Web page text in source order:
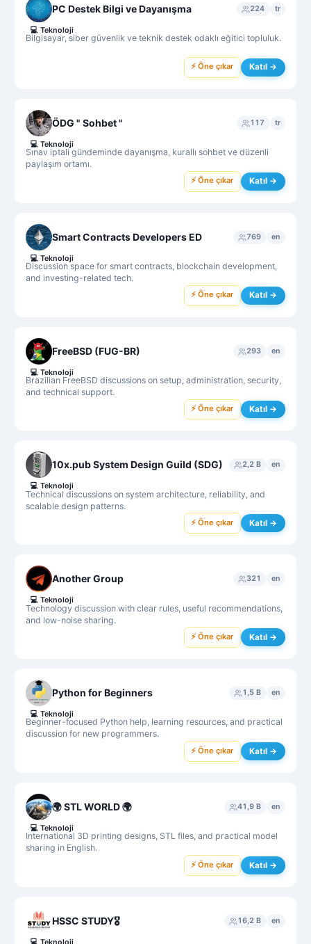
PC Destek Bilgi ve Dayanışma 224 tr
Bilgisayar, siber güvenlik ve teknik destek odaklı eğitici topluluk.
💻 Teknoloji
⚡ Öne çıkar Katıl →
ÖDG " Sohbet " 117 tr
Sınav iptali gündeminde dayanışma, kurallı sohbet ve düzenli
paylaşım ortamı.
💻 Teknoloji
⚡ Öne çıkar Katıl →
Smart Contracts Developers ED 769 en
Discussion space for smart contracts, blockchain development,
and investing-related tech.
💻 Teknoloji
⚡ Öne çıkar Katıl →
FreeBSD (FUG-BR) 293 en
Brazilian FreeBSD discussions on setup, administration, security,
and technical support.
💻 Teknoloji
⚡ Öne çıkar Katıl →
10x.pub System Design Guild (SDG) 2,2 B en
Technical discussions on system architecture, reliability, and
scalable design patterns.
💻 Teknoloji
⚡ Öne çıkar Katıl →
Another Group 321 en
Technology discussion with clear rules, useful recommendations,
and low-noise sharing.
💻 Teknoloji
⚡ Öne çıkar Katıl →
Python for Beginners 1,5 B en
Beginner-focused Python help, learning resources, and practical
discussion for new programmers.
💻 Teknoloji
⚡ Öne çıkar Katıl →
🌍 STL WORLD 🌍 41,9 B en
International 3D printing designs, STL files, and practical model
sharing in English.
💻 Teknoloji
⚡ Öne çıkar Katıl →
HSSC STUDY🎖️ 16,2 B en
💻 Teknoloji